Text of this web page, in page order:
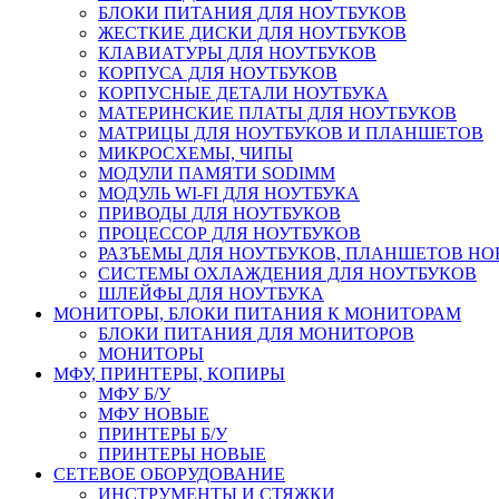
БЛОКИ ПИТАНИЯ ДЛЯ НОУТБУКОВ
ЖЕСТКИЕ ДИСКИ ДЛЯ НОУТБУКОВ
КЛАВИАТУРЫ ДЛЯ НОУТБУКОВ
КОРПУСА ДЛЯ НОУТБУКОВ
КОРПУСНЫЕ ДЕТАЛИ НОУТБУКА
МАТЕРИНСКИЕ ПЛАТЫ ДЛЯ НОУТБУКОВ
МАТРИЦЫ ДЛЯ НОУТБУКОВ И ПЛАНШЕТОВ
МИКРОСХЕМЫ, ЧИПЫ
МОДУЛИ ПАМЯТИ SODIMM
МОДУЛЬ WI-FI ДЛЯ НОУТБУКА
ПРИВОДЫ ДЛЯ НОУТБУКОВ
ПРОЦЕССОР ДЛЯ НОУТБУКОВ
РАЗЪЕМЫ ДЛЯ НОУТБУКОВ, ПЛАНШЕТОВ
СИСТЕМЫ ОХЛАЖДЕНИЯ ДЛЯ НОУТБУКОВ
ШЛЕЙФЫ ДЛЯ НОУТБУКА
МОНИТОРЫ, БЛОКИ ПИТАНИЯ К МОНИТОРАМ
БЛОКИ ПИТАНИЯ ДЛЯ МОНИТОРОВ
МОНИТОРЫ
МФУ, ПРИНТЕРЫ, КОПИРЫ
МФУ Б/У
МФУ НОВЫЕ
ПРИНТЕРЫ Б/У
ПРИНТЕРЫ НОВЫЕ
СЕТЕВОЕ ОБОРУДОВАНИЕ
ИНСТРУМЕНТЫ И СТЯЖКИ